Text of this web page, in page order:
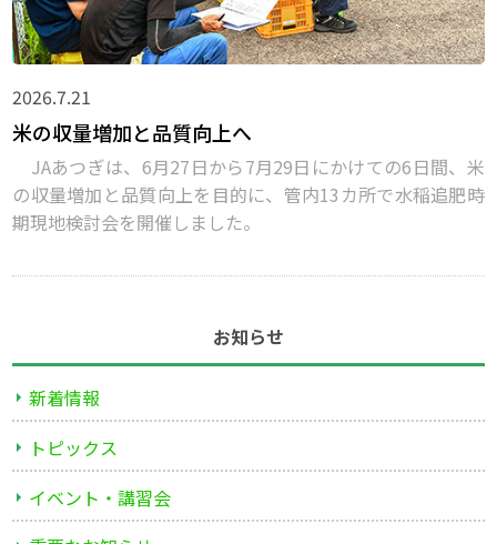
2026.7.21
米の収量増加と品質向上へ
JAあつぎは、6月27日から7月29日にかけての6日間、米
の収量増加と品質向上を目的に、管内13カ所で水稲追肥時
期現地検討会を開催しました。
お知らせ
新着情報
トピックス
イベント・講習会